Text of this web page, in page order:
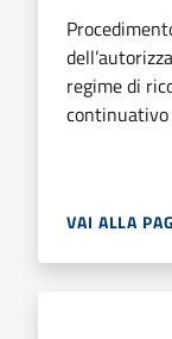
regime di
VAI ALLA